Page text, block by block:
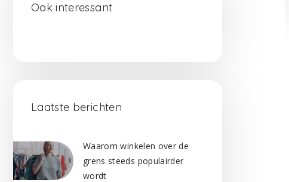
Ook interessant
Laatste berichten
Waarom winkelen over de
grens steeds populairder
wordt